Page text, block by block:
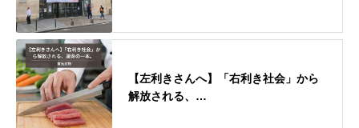
【左利きさんへ】「右利き社会」から
解放される、…